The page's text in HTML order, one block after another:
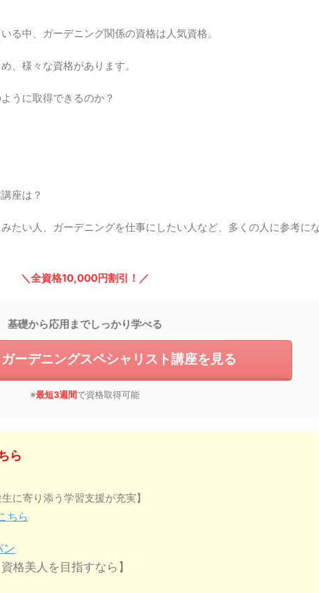
る中、ガーデニング関係の資格は人気資格。
、様々な資格があります。
うに取得できるのか？
座は？
たい人、ガーデニングを仕事にしたい人など、多くの人に参考に
＼全資格10,000円割引！／
基礎から応用までしっかり学べる
ーデニングスペシャリスト講座を見る
※最短3週間 で資格取得可能
ら
に寄り添う学習支援が充実】
ちら
ン
格美人を目指すなら】